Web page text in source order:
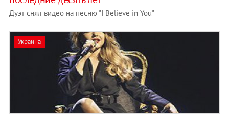
Дуэт снял видео на песню "I Believe in You"
Украина